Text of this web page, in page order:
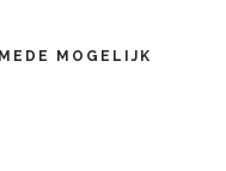
MOGELIJK